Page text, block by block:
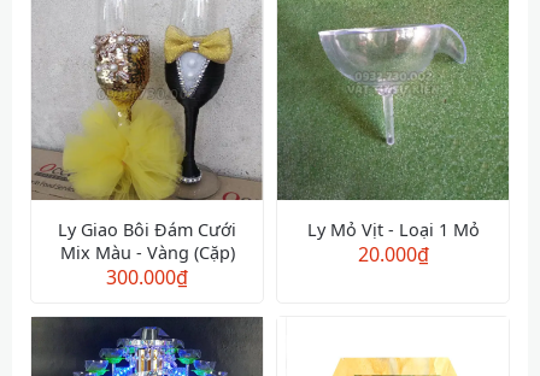
Ly Giao Bôi Đám Cưới
Mix Màu - Vàng (Cặp)
300.000₫
Ly Mỏ Vịt - Loại 1 Mỏ
20.000₫